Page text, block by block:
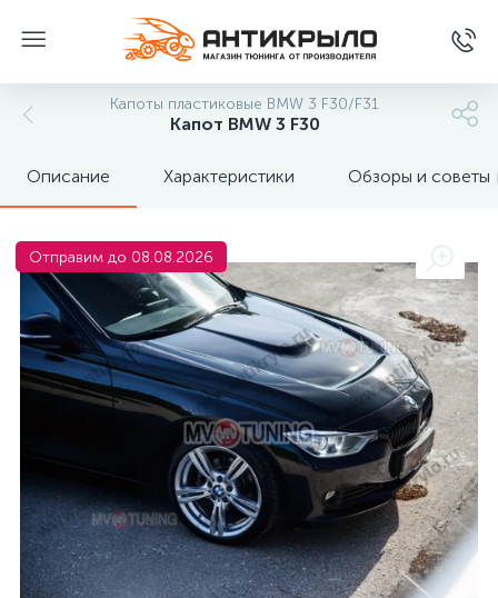
Капоты пластиковые BMW 3 F30/F31
Капот BMW 3 F30
Описание Характеристики Обзоры и советы
Отправим до 08.08.2026